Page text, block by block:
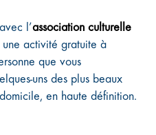
l’association culturelle
activité gratuite à
que vous
uns des plus beaux
en haute définition.